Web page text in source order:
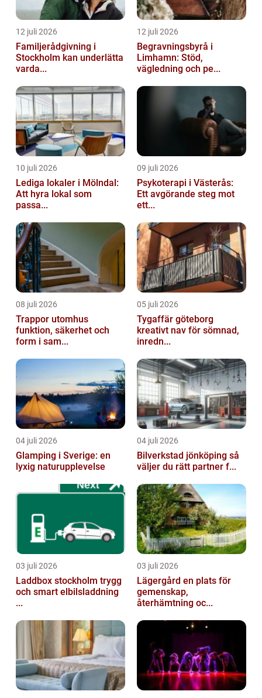
12 juli 2026
Familjerådgivning i
Stockholm kan underlätta
varda...
12 juli 2026
Begravningsbyrå i
Limhamn: Stöd,
vägledning och pe...
10 juli 2026
Lediga lokaler i Mölndal:
Att hyra lokal som
passa...
09 juli 2026
Psykoterapi i Västerås:
Ett avgörande steg mot
ett...
08 juli 2026
Trappor utomhus
funktion, säkerhet och
form i sam...
05 juli 2026
Tygaffär göteborg
kreativt nav för sömnad,
inredn...
04 juli 2026
Glamping i Sverige: en
lyxig naturupplevelse
04 juli 2026
Bilverkstad jönköping så
väljer du rätt partner f...
03 juli 2026
Laddbox stockholm trygg
och smart elbilsladdning
...
03 juli 2026
Lägergård en plats för
gemenskap,
återhämtning oc...